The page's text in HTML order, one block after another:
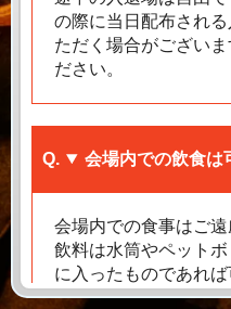
の際に当日配布され
ただく場合がござい
ださい。
会場内での飲食は
会場内での食事はご遠
飲料は水筒やペット
に入ったものであれば
飲酒についてはご遠